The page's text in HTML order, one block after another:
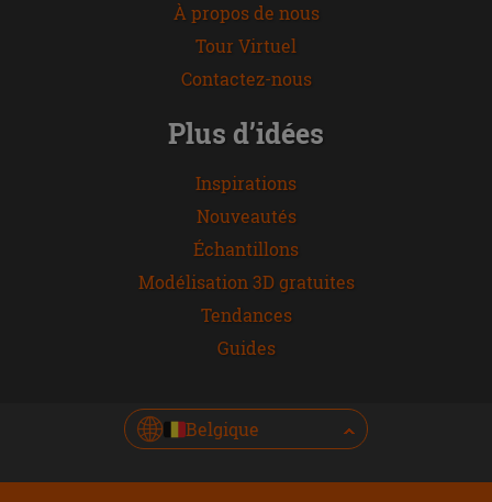
À propos de nous
Tour Virtuel
Contactez-nous
Plus d’idées
Inspirations
Nouveautés
Échantillons
Modélisation 3D gratuites
Tendances
Guides
Belgique